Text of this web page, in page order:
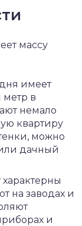
массу
имеет
в
немало
квартиру
можно
дачный
на заводах и
и